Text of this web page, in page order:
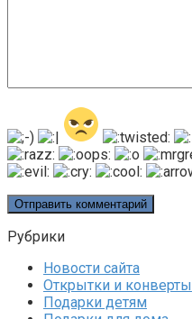
Рубрики
Новости сайта
Открытки и конверты
Подарки детям